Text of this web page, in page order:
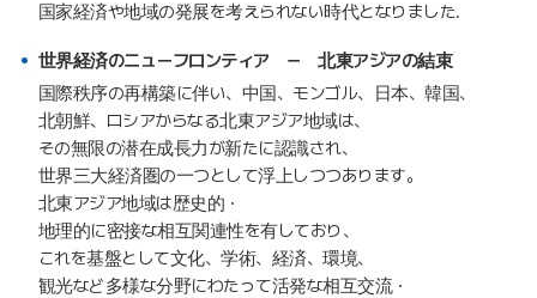
国家経済や地域の発展を考えられない時代となりました.
世界経済のニューフロンティア － 北東アジアの結束
国際秩序の再構築に伴い、中国、モンゴル、日本、韓国、
北朝鮮、ロシアからなる北東アジア地域は、
その無限の潜在成長力が新たに認識され、
世界三大経済圏の一つとして浮上しつつあります。
北東アジア地域は歴史的・
地理的に密接な相互関連性を有しており、
これを基盤として文化、学術、経済、環境、
観光など多様な分野にわたって活発な相互交流・